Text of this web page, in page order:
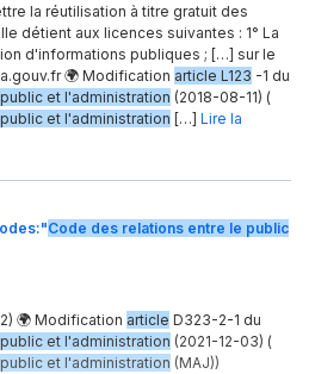
la réutilisation à titre gratuit des
détient aux licences suivantes : 1° La
d'informations publiques ; […] sur le
🌍 Modification article L123 -1 du
et l'administration (2018-08-11) (
et l'administration […] Lire la
Code des relations entre le public
🌍 Modification article D323-2-1 du
et l'administration (2021-12-03) (
et l'administration (MAJ))